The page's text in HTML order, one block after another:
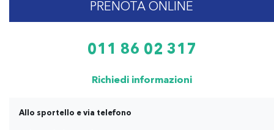
PRENOTA ONLINE
011 86 02 317
Richiedi informazioni
Allo sportello e via telefono